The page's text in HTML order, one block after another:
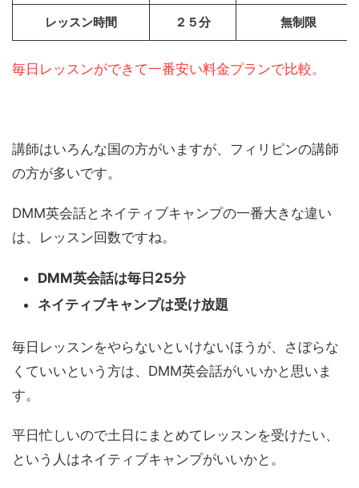
レッスン時間 ２５分 無制限
毎日レッスンができて一番安い料金プランで比較。
講師はいろんな国の方がいますが、フィリピンの講師
の方が多いです。
DMM英会話とネイティブキャンプの一番大きな違い
は、レッスン回数ですね。
DMM英会話は毎日25分
ネイティブキャンプは受け放題
毎日レッスンをやらないといけないほうが、さぼらな
くていいという方は、DMM英会話がいいかと思いま
す。
平日忙しいので土日にまとめてレッスンを受けたい、
という人はネイティブキャンプがいいかと。